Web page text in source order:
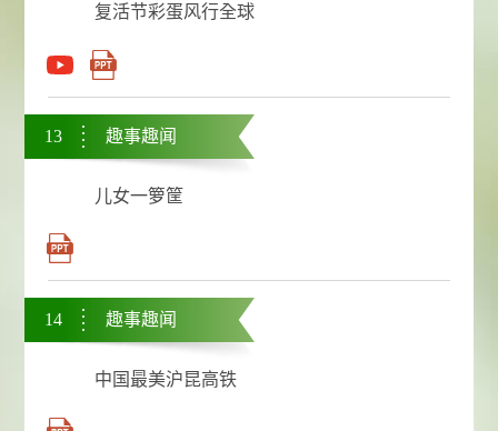
复活节彩蛋风行全球
13 趣事趣闻
儿女一箩筐
14 趣事趣闻
中国最美沪昆高铁